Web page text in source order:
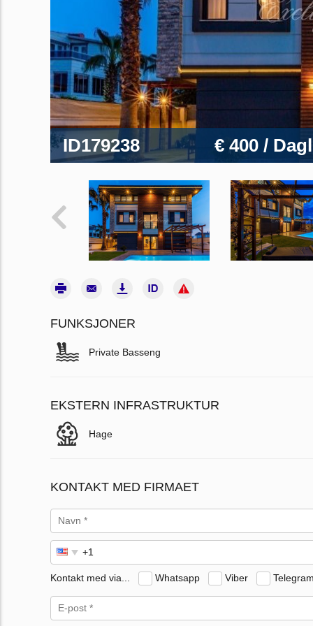
ID179238 € 400 /
FUNKSJONER
Private Basseng
EKSTERN INFRASTRUKTUR
Hage
KONTAKT MED FIRMAET
Kontakt med via... Whatsapp Viber